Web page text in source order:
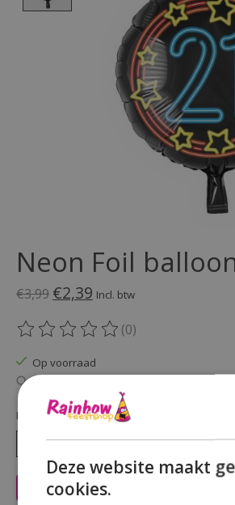
Neon Foil
€3,99 €2,39 Incl. btw
De beoordeling van dit product is
(0)
Op voorraad
Beschikbaarheid in de winkel controleren
Hoeveelheid:
Toevoegen aan
Deze website maakt
cookies.